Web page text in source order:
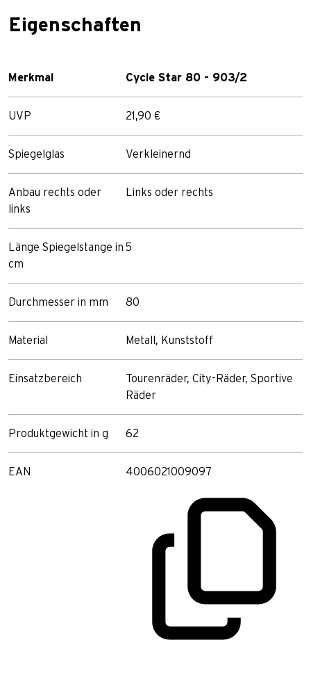
Eigenschaften
Merkmal Cycle Star 80 - 903/2
UVP 21,90 €
Spiegelglas Verkleinernd
Anbau rechts oder
links
Links oder rechts
Länge Spiegelstange in
cm
5
Durchmesser in mm 80
Material Metall, Kunststoff
Einsatzbereich
Tourenräder, City-Räder, Sportive
Räder
Produktgewicht in g 62
EAN 4006021009097